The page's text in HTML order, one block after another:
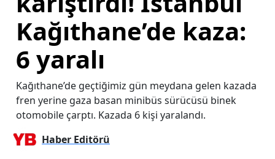
Kağıthane’de kaza:
6 yaralı
Kağıthane’de geçtiğimiz gün meydana gelen kazada
fren yerine gaza basan minibüs sürücüsü binek
otomobile çarptı. Kazada 6 kişi yaralandı.
Haber Editörü